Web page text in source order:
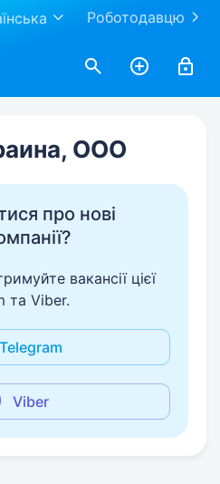
Роботодавцю
ООО
про нові
вакансії цієї
та Viber.
Telegram
Viber